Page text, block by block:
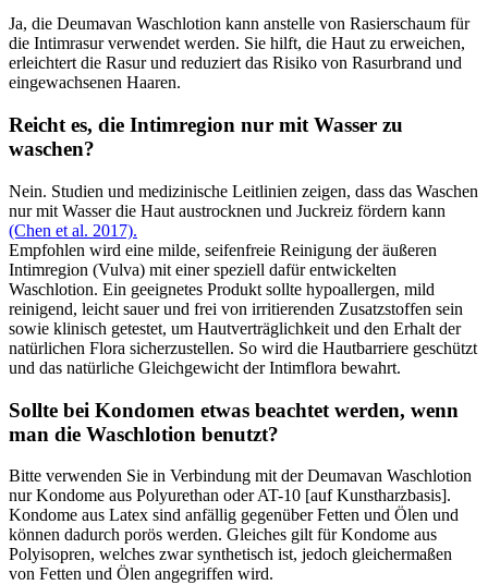
Ja, die Deumavan Waschlotion kann anstelle von Rasierschaum für
die Intimrasur verwendet werden. Sie hilft, die Haut zu erweichen,
erleichtert die Rasur und reduziert das Risiko von Rasurbrand und
eingewachsenen Haaren.
Reicht es, die Intimregion nur mit Wasser zu
waschen?
Nein. Studien und medizinische Leitlinien zeigen, dass das Waschen
nur mit Wasser die Haut austrocknen und Juckreiz fördern kann
(Chen et al. 2017).
Empfohlen wird eine milde, seifenfreie Reinigung der äußeren
Intimregion (Vulva) mit einer speziell dafür entwickelten
Waschlotion. Ein geeignetes Produkt sollte hypoallergen, mild
reinigend, leicht sauer und frei von irritierenden Zusatzstoffen sein
sowie klinisch getestet, um Hautverträglichkeit und den Erhalt der
natürlichen Flora sicherzustellen. So wird die Hautbarriere geschützt
und das natürliche Gleichgewicht der Intimflora bewahrt.
Sollte bei Kondomen etwas beachtet werden, wenn
man die Waschlotion benutzt?
Bitte verwenden Sie in Verbindung mit der Deumavan Waschlotion
nur Kondome aus Polyurethan oder AT-10 [auf Kunstharzbasis].
Kondome aus Latex sind anfällig gegenüber Fetten und Ölen und
können dadurch porös werden. Gleiches gilt für Kondome aus
Polyisopren, welches zwar synthetisch ist, jedoch gleichermaßen
von Fetten und Ölen angegriffen wird.